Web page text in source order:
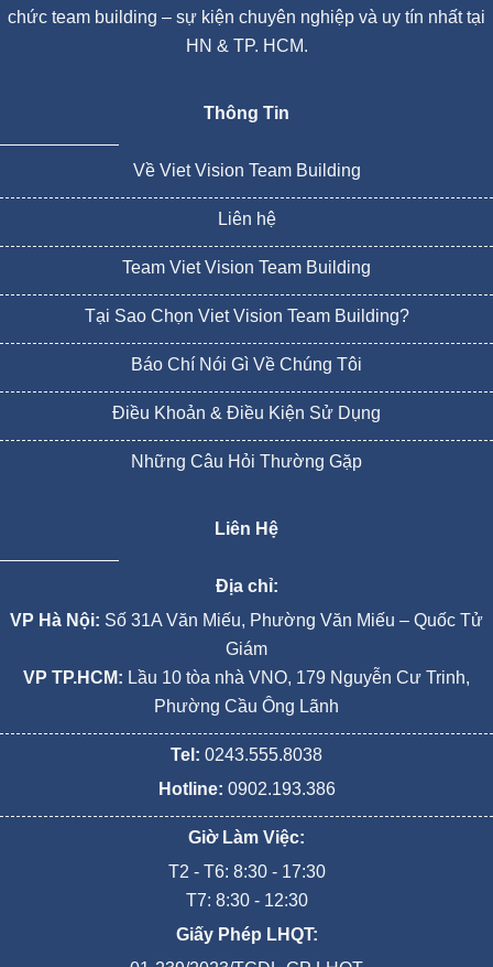
chức team building – sự kiện chuyên nghiệp và uy tín nhất tại
HN & TP. HCM.
Thông Tin
Về Viet Vision Team Building
Liên hệ
Team Viet Vision Team Building
Tại Sao Chọn Viet Vision Team Building?
Báo Chí Nói Gì Về Chúng Tôi
Điều Khoản & Điều Kiện Sử Dụng
Những Câu Hỏi Thường Gặp
Liên Hệ
Địa chỉ:
VP Hà Nội: Số 31A Văn Miếu, Phường Văn Miếu – Quốc Tử
Giám
VP TP.HCM: Lầu 10 tòa nhà VNO, 179 Nguyễn Cư Trinh,
Phường Cầu Ông Lãnh
Tel: 0243.555.8038
Hotline: 0902.193.386
Giờ Làm Việc:
T2 - T6: 8:30 - 17:30
T7: 8:30 - 12:30
Giấy Phép LHQT: